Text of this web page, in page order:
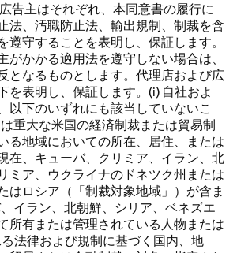
告主はそれぞれ、本同意書の履行に
法、汚職防止法、輸出規制、制裁を含
遵守することを表明し、保証します。
がかかる適用法を遵守しない場合は、
となるものとします。代理店および広
を表明し、保証します。(i) 自社およ
以下のいずれにも該当していないこ
は重大な米国の経済制裁または貿易制
る地域においての所在、居住、または
在、キューバ、クリミア、イラン、北
ミア、ウクライナのドネツク州または
はロシア（「制裁対象地域」）が含ま
イラン、北朝鮮、シリア、ベネズエ
所有または管理されている人物または
法律および規制に基づく国内、地